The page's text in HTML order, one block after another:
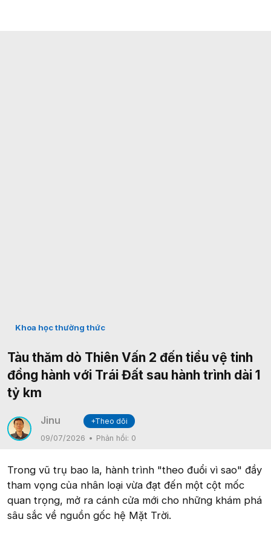
Khoa học thường thức
Tàu thăm dò Thiên Vấn 2 đến tiểu vệ tinh
đồng hành với Trái Đất sau hành trình dài 1
tỷ km
Jinu
+Theo dõi
09/07/2026
Phản hồi: 0
Trong vũ trụ bao la, hành trình "theo đuổi vì sao" đầy
tham vọng của nhân loại vừa đạt đến một cột mốc
quan trọng, mở ra cánh cửa mới cho những khám phá
sâu sắc về nguồn gốc hệ Mặt Trời.